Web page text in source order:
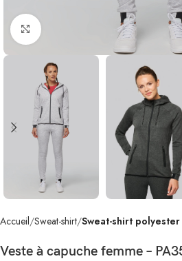
Click to enlarge
Accueil Sweat-shirt Sweat-shirt polyester
Veste à capuche femme –